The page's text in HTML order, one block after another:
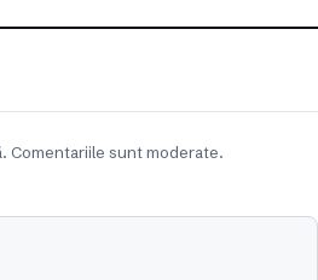
Comentariile sunt moderate.